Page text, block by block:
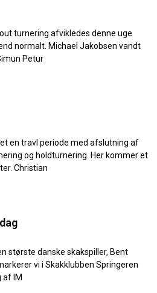
turnering afvikledes denne uge
normalt. Michael Jakobsen vandt
Petur
en travl periode med afslutning af
og holdturnering. Her kommer et
Christian
største danske skakspiller, Bent
vi i Skakklubben Springeren
af IM